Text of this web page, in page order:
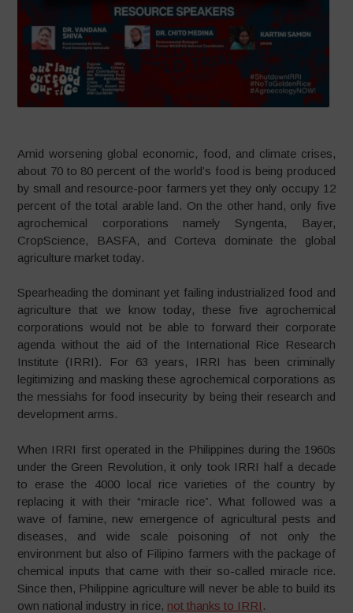
Amid worsening global economic, food, and climate crises,
about 70 to 80 percent of the world’s food is being produced
by small and resource-poor farmers yet they only occupy 12
percent of the total arable land. On the other hand, only five
agrochemical corporations namely Syngenta, Bayer,
CropScience, BASFA, and Corteva dominate the global
agriculture market today.
Spearheading the dominant yet failing industrialized food and
agriculture that we know today, these five agrochemical
corporations would not be able to forward their corporate
agenda without the aid of the International Rice Research
Institute (IRRI). For 63 years, IRRI has been criminally
legitimizing and masking these agrochemical corporations as
the messiahs for food insecurity by being their research and
development arms.
When IRRI first operated in the Philippines during the 1960s
under the Green Revolution, it only took IRRI half a decade
to erase the 4000 local rice varieties of the country by
replacing it with their “miracle rice”. What followed was a
wave of famine, new emergence of agricultural pests and
diseases, and wide scale poisoning of not only the
environment but also of Filipino farmers with the package of
chemical inputs that came with their so-called miracle rice.
Since then, Philippine agriculture will never be able to build its
own national industry in rice, not thanks to IRRI .